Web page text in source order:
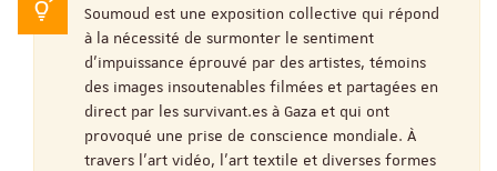
Soumoud est une exposition collective qui répond
à la nécessité de surmonter le sentiment
d’impuissance éprouvé par des artistes, témoins
des images insoutenables filmées et partagées en
direct par les survivant.es à Gaza et qui ont
provoqué une prise de conscience mondiale. À
travers l’art vidéo, l’art textile et diverses formes